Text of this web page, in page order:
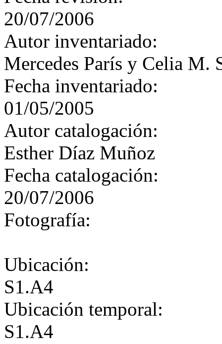
20/07/2006
Autor inventariado:
Mercedes París y Celia M.
Fecha inventariado:
01/05/2005
Autor catalogación:
Esther Díaz Muñoz
Fecha catalogación:
20/07/2006
Fotografía:
Ubicación:
S1.A4
Ubicación temporal:
S1.A4